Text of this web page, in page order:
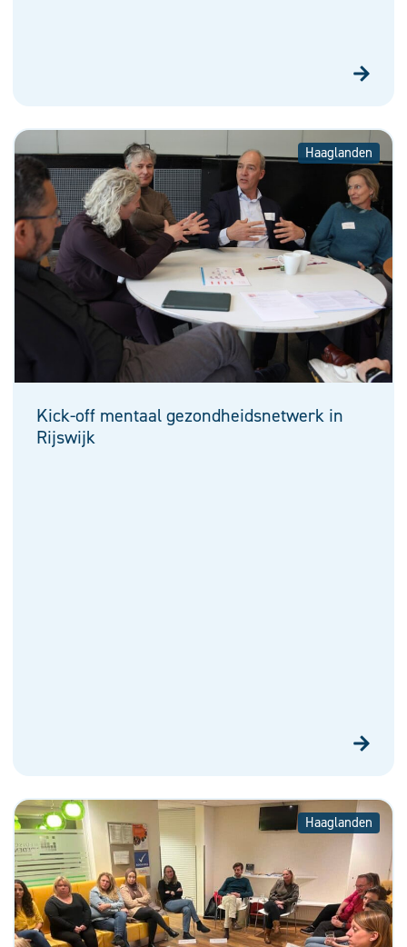
Haaglanden
Kick-off mentaal gezondheidsnetwerk in
Rijswijk
Haaglanden